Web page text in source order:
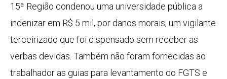
15ª Região condenou uma universidade pública a
indenizar em R$ 5 mil, por danos morais, um vigilante
terceirizado que foi dispensado sem receber as
verbas devidas. Também não foram fornecidas ao
trabalhador as guias para levantamento do FGTS e